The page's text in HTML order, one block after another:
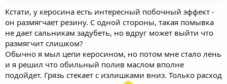
Кстати, у керосина есть интересный побочный эффект -
он размягчает резину. С одной стороны, такая помывка
не дает сальникам задубеть, но вдруг может выйти что
размягчит слишком?
Обычно я мыл цепи керосином, но потом мне стало лень
и я решил что обильный полив маслом вполне
подойдет. Грязь стекает с излишками вниз. Только расход